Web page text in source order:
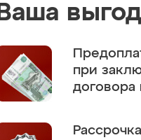
Ваша
при
договора
Рассрочка